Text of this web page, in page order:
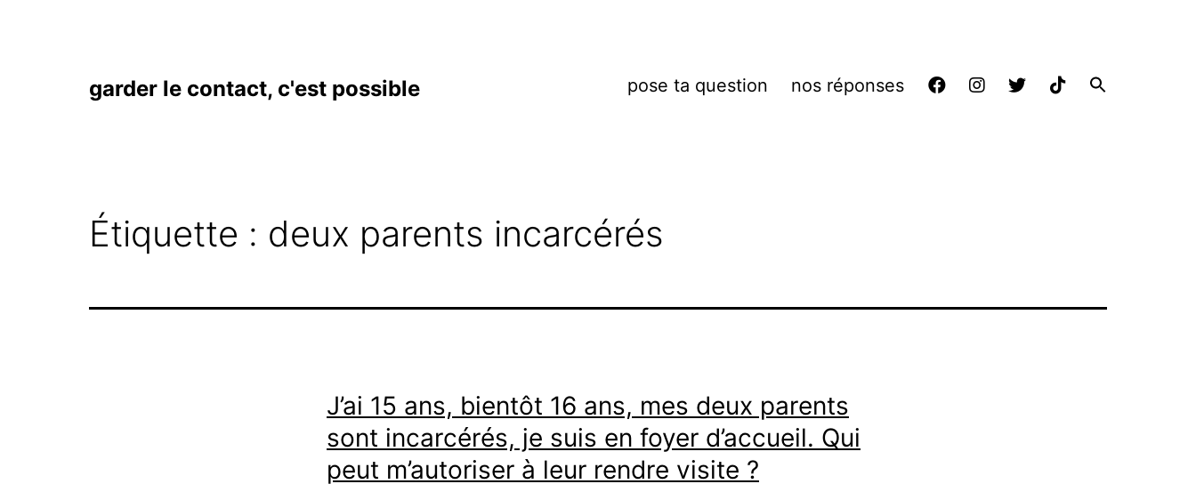
garder le contact, c'est possible pose ta question nos réponses
Étiquette : deux parents incarcérés
J’ai 15 ans, bientôt 16 ans, mes deux parents
sont incarcérés, je suis en foyer d’accueil. Qui
peut m’autoriser à leur rendre visite ?